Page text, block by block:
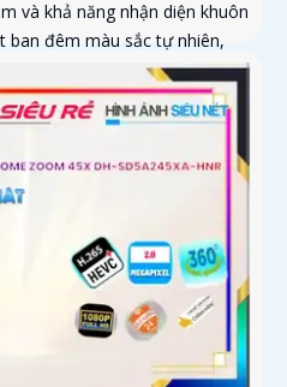
và khả năng nhận diện khuôn
ban đêm màu sắc tự nhiên,